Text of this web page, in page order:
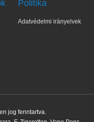
Politika
Adatvédelmi irányelvek
jog fenntartva.